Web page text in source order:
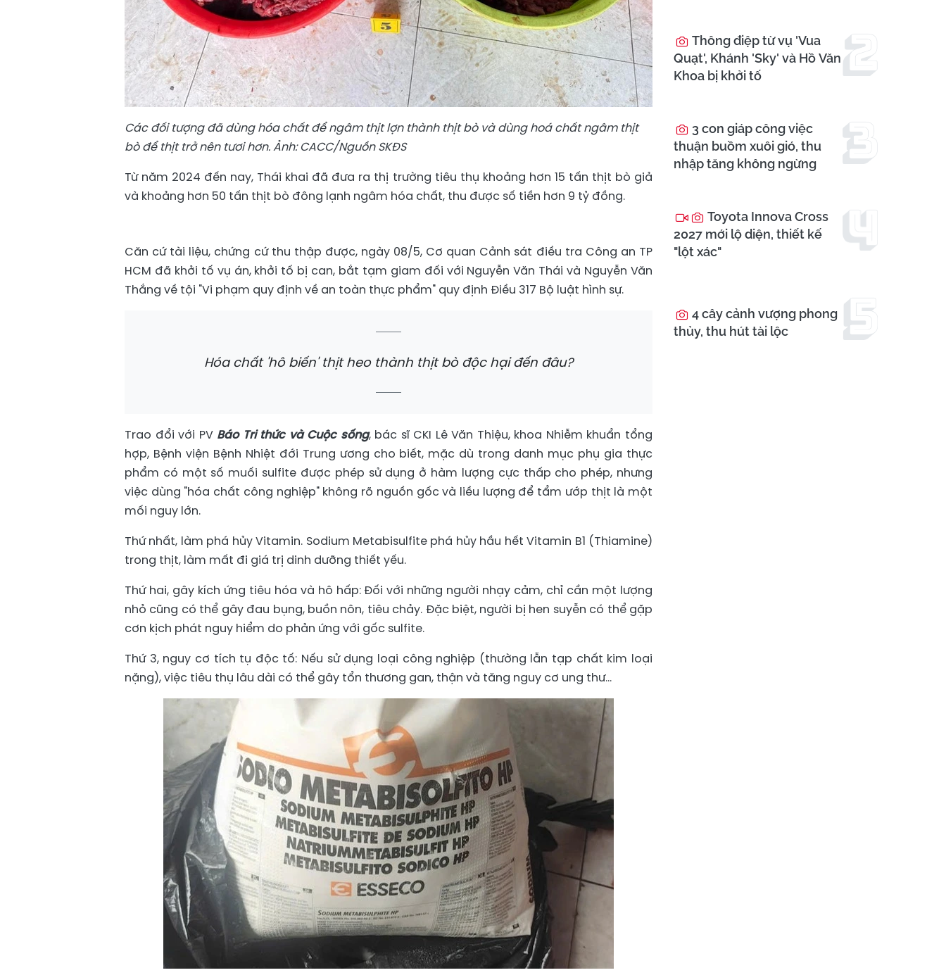
Các đối tượng đã dùng hóa chất để ngâm thịt lợn thành thịt bò và dùng hoá chất ngâm thịt
bò để thịt trở nên tươi hơn. Ảnh: CACC/Nguồn SKĐS
Từ năm 2024 đến nay, Thái khai đã đưa ra thị trường tiêu thụ khoảng hơn 15 tấn thịt bò giả
và khoảng hơn 50 tấn thịt bò đông lạnh ngâm hóa chất, thu được số tiền hơn 9 tỷ đồng.
Căn cứ tài liệu, chứng cứ thu thập được, ngày 08/5, Cơ quan Cảnh sát điều tra Công an TP
HCM đã khởi tố vụ án, khởi tố bị can, bắt tạm giam đối với Nguyễn Văn Thái và Nguyễn Văn
Thắng về tội "Vi phạm quy định về an toàn thực phẩm" quy định Điều 317 Bộ luật hình sự.
Hóa chất 'hô biến' thịt heo thành thịt bò độc hại đến đâu?
Trao đổi với PV Báo Tri thức và Cuộc sống, bác sĩ CKI Lê Văn Thiệu, khoa Nhiễm khuẩn tổng
hợp, Bệnh viện Bệnh Nhiệt đới Trung ương cho biết, mặc dù trong danh mục phụ gia thực
phẩm có một số muối sulfite được phép sử dụng ở hàm lượng cực thấp cho phép, nhưng
việc dùng "hóa chất công nghiệp" không rõ nguồn gốc và liều lượng để tẩm ướp thịt là một
mối nguy lớn.
Thứ nhất, làm phá hủy Vitamin. Sodium Metabisulfite phá hủy hầu hết Vitamin B1 (Thiamine)
trong thịt, làm mất đi giá trị dinh dưỡng thiết yếu.
Thứ hai, gây kích ứng tiêu hóa và hô hấp: Đối với những người nhạy cảm, chỉ cần một lượng
nhỏ cũng có thể gây đau bụng, buồn nôn, tiêu chảy. Đặc biệt, người bị hen suyễn có thể gặp
cơn kịch phát nguy hiểm do phản ứng với gốc sulfite.
Thứ 3, nguy cơ tích tụ độc tố: Nếu sử dụng loại công nghiệp (thường lẫn tạp chất kim loại
nặng), việc tiêu thụ lâu dài có thể gây tổn thương gan, thận và tăng nguy cơ ung thư...
Thông điệp từ vụ 'Vua
Quạt', Khánh 'Sky' và Hồ Văn
Khoa bị khởi tố
3 con giáp công việc
thuận buồm xuôi gió, thu
nhập tăng không ngừng
Toyota Innova Cross
2027 mới lộ diện, thiết kế
"lột xác"
4 cây cảnh vượng phong
thủy, thu hút tài lộc